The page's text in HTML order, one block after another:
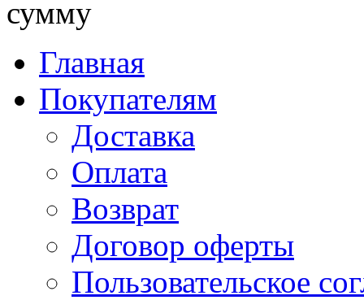
сумму
Главная
Покупателям
Доставка
Оплата
Возврат
Договор оферты
Пользовательское